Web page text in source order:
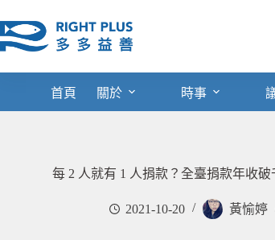
至
主
首頁 關於 時事
每 2 人就有 1 人捐款？全臺捐款年收破
2021-10-20 黃愉婷